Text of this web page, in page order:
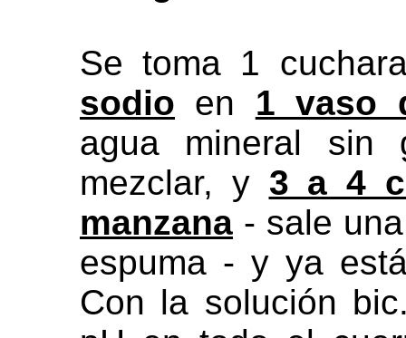
Se toma 1
sodio en 1 vaso
agua mineral sin
mezclar, y 3 a 4
manzana - sale
espuma - y ya
Con la solución